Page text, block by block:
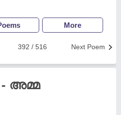
More
Next Poem
392 / 516
- അമ്മ